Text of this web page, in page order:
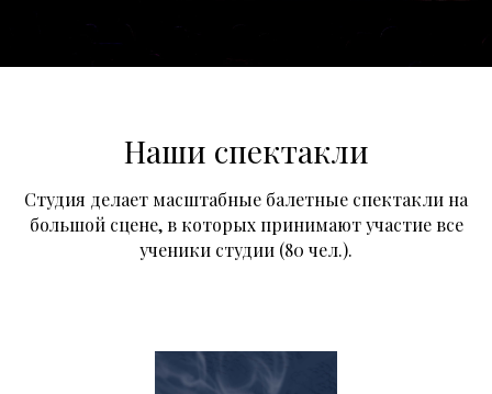
Наши спектакли
Студия делает масштабные балетные спектакли на
большой сцене, в которых принимают участие все
ученики студии (80 чел.).